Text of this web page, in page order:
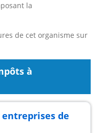
la
de cet organisme sur
à
de